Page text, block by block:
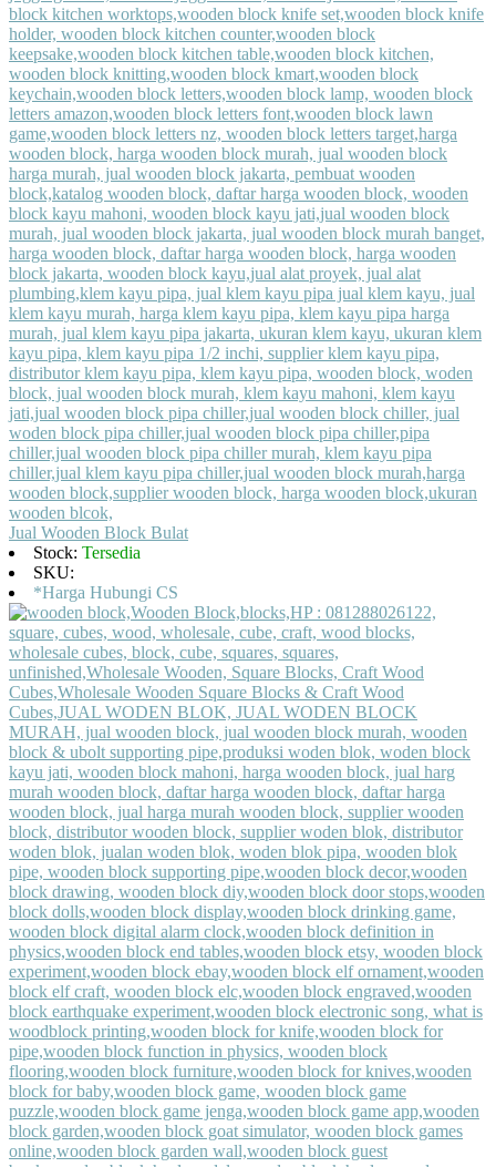
Jual Wooden Block Bulat
Stock: Tersedia
SKU:
*Harga Hubungi CS